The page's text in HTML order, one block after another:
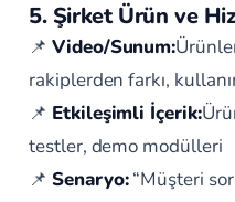
5. Şirket Ürün ve
📌 Video/Sunum:
rakiplerden farkı,
📌 Etkileşimli İçerik:
testler, demo modülleri
📌 Senaryo:“Müşteri